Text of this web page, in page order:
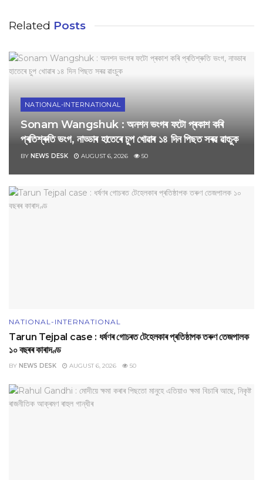
Related Posts
NATIONAL-INTERNATIONAL
Sonam Wangshuk : অনশন ভংগৰ ফটো প্ৰকাশ কৰি
প্ৰতিশ্ৰুতি ভংগ, নাড্ডাৰ হাতেৰে চুপ খোৱাৰ ১৪ দিন পিছত সৰৱ ৱাংচুক
BY NEWS DESK AUGUST 6, 2026 50
NATIONAL-INTERNATIONAL
Tarun Tejpal case : ধৰ্ষণৰ গোচৰত টেহেলকাৰ প্ৰতিষ্ঠাপক তৰুণ তেজপালক
১০ বছৰৰ কাৰাদণ্ড
BY NEWS DESK AUGUST 6, 2026 50